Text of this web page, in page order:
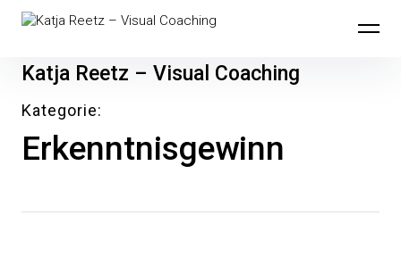
Inhalte
überspringen
Katja Reetz – Visual Coaching
Kategorie
Erkenntnisgewinn